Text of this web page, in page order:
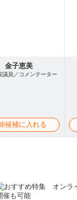
金子恵美
議員／コメンテーター
候補に入れる